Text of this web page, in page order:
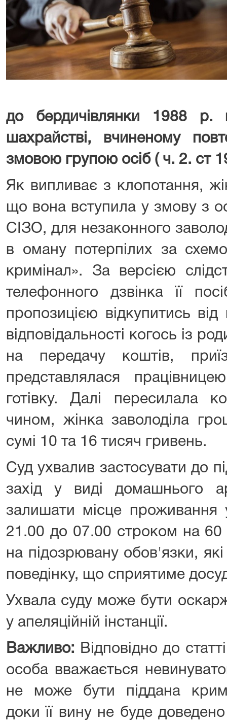
до бердичівлянки 1988 р.
шахрайстві, вчиненому
змовою групою осіб ( ч. 2. ст
Як випливає з клопотання,
що вона вступила у змову з
СІЗО, для незаконного
в оману потерпілих за
кримінал». За версією
телефонного дзвінка її
пропозицією відкупитись від
відповідальності когось із
на передачу коштів,
представлялася
готівку. Далі пересилала
чином, жінка заволоділа
сумі 10 та 16 тисяч гривень.
Суд ухвалив застосувати до
захід у виді домашнього
залишати місце проживання
21.00 до 07.00 строком на 60
на підозрювану обов'язки,
поведінку, що сприятиме
Ухвала суду може бути
у апеляційній інстанції.
Важливо:
Відповідно до
особа вважається
не може бути піддана
доки її вину не буде